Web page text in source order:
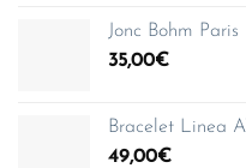
Jonc Bohm Paris
35,00€
Bracelet Linea
49,00€